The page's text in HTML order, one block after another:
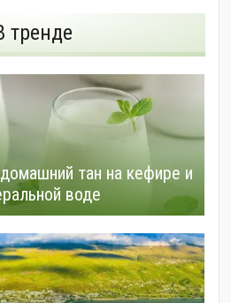
тренде
тан на кефире и
воде